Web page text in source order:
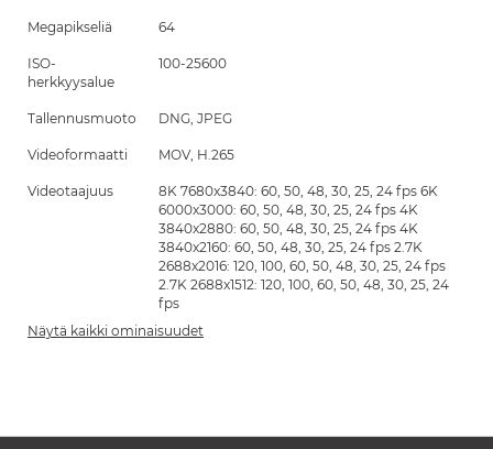
Megapikseliä 64
ISO-
herkkyysalue
100-25600
Tallennusmuoto DNG, JPEG
Videoformaatti MOV, H.265
Videotaajuus
8K 7680x3840: 60, 50, 48, 30, 25, 24 fps 6K
6000x3000: 60, 50, 48, 30, 25, 24 fps 4K
3840x2880: 60, 50, 48, 30, 25, 24 fps 4K
3840x2160: 60, 50, 48, 30, 25, 24 fps 2.7K
2688x2016: 120, 100, 60, 50, 48, 30, 25, 24 fps
2.7K 2688x1512: 120, 100, 60, 50, 48, 30, 25, 24
fps
Näytä kaikki ominaisuudet